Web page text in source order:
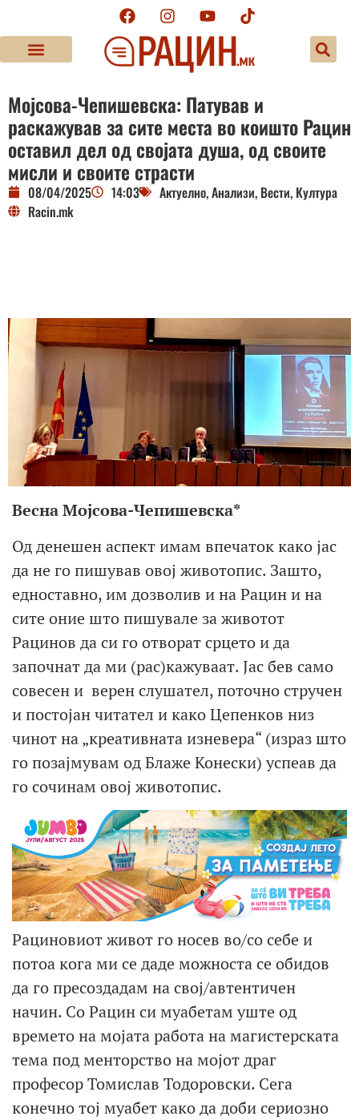
Мојсова-Чепишевска: Патував и
раскажував за сите места во коишто Рацин
оставил дел од својата душа, од своите
мисли и своите страсти
08/04/2025 14:03 Актуелно,Анализи, Вести, Култура
Racin.mk
Весна Мојсова-Чепишевска*
Од денешен аспект имам впечаток како јас
да не го пишував овој животопис. Зашто,
едноставно, им дозволив и на Рацин и на
сите оние што пишувале за животот
Рацинов да си го отворат срцето и да
започнат да ми (рас)кажуваат. Јас бев само
совесен и верен слушател, поточно стручен
и постојан читател и како Цепенков низ
чинот на „креативната изневера“ (израз што
го позајмувам од Блаже Конески) успеав да
го сочинам овој животопис.
Рациновиот живот го носев во/со себе и
потоа кога ми се даде можноста се обидов
да го пресоздадам на свој/автентичен
начин. Со Рацин си муабетам уште од
времето на мојата работа на магистерската
тема под менторство на мојот драг
професор Томислав Тодоровски. Сега
конечно тој муабет како да доби сериозно